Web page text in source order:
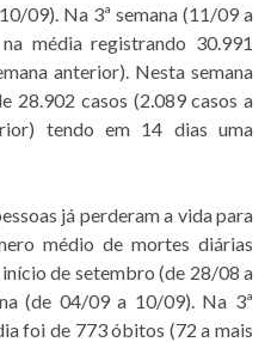
09). Na 3ª semana (11/09 a
média registrando 30.991
anterior). Nesta semana
28.902 casos (2.089 casos a
tendo em 14 dias uma
já perderam a vida para
médio de mortes diárias
de setembro (de 28/08 a
(de 04/09 a 10/09). Na 3ª
foi de 773 óbitos (72 a mais